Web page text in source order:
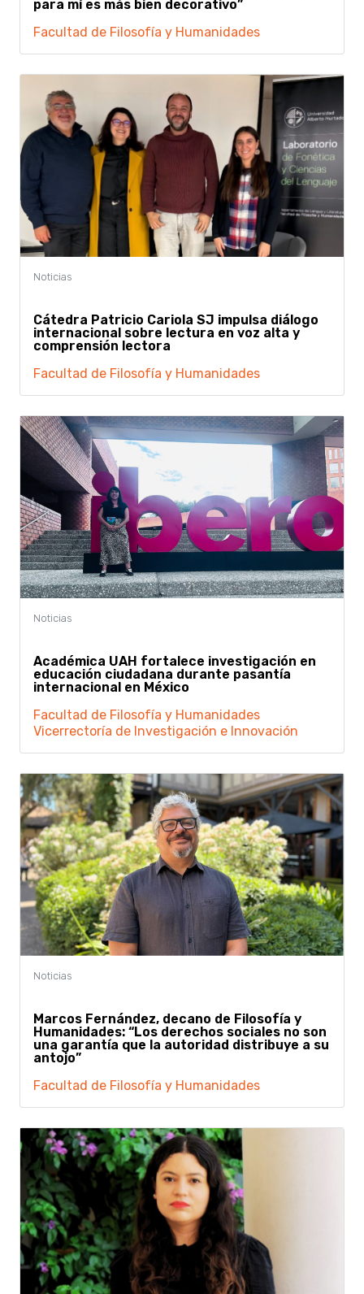
para mí es más bien decorativo”
Facultad de Filosofía y Humanidades
Cátedra Patricio Cariola SJ impulsa diálogo
internacional sobre lectura en voz alta y
comprensión lectora
Facultad de Filosofía y Humanidades
Académica UAH fortalece investigación en
educación ciudadana durante pasantía
internacional en México
Facultad de Filosofía y Humanidades
Vicerrectoría de Investigación e Innovación
Marcos Fernández, decano de Filosofía y
Humanidades: “Los derechos sociales no son
una garantía que la autoridad distribuye a su
antojo”
Facultad de Filosofía y Humanidades